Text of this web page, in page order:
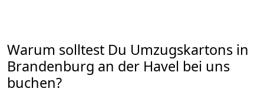
Warum solltest Du Umzugskartons in
Brandenburg an der Havel bei uns
buchen?